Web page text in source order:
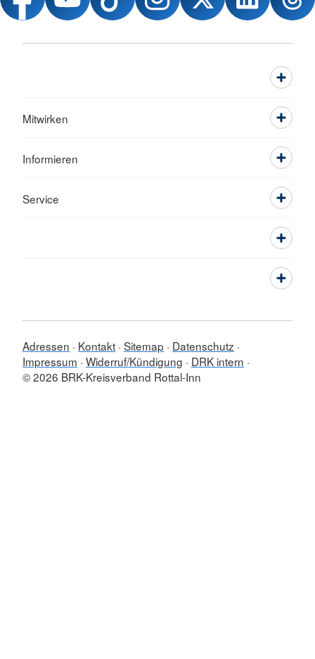
Mitwirken
Informieren
Service
Adressen Kontakt Sitemap
Datenschutz
Impressum Widerruf/Kündigung
DRK intern
© 2026 BRK-Kreisverband Rottal-Inn